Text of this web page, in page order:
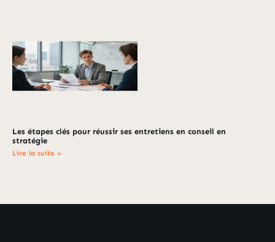
Les étapes clés pour réussir ses entretiens en conseil en
stratégie
Lire la suite »